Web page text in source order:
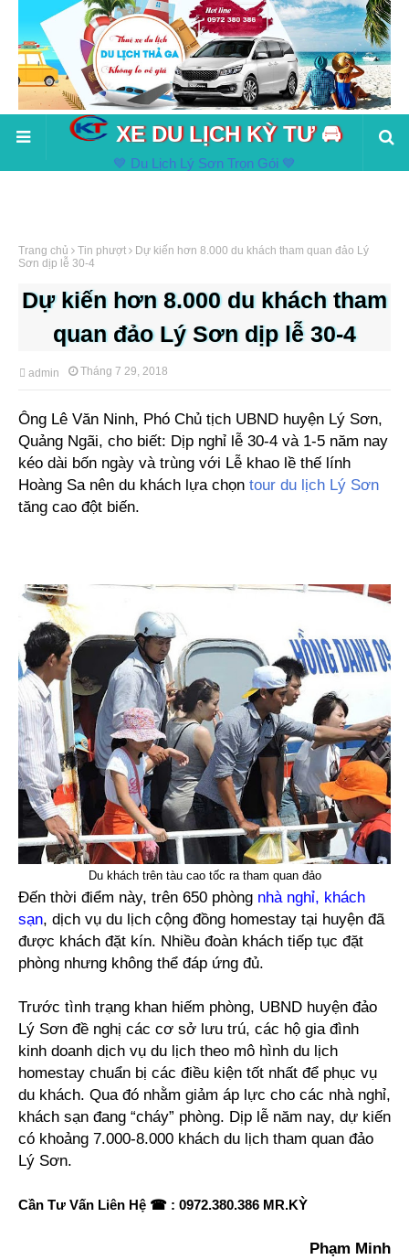
XE DU LỊCH KỲ TƯ 🚘
💙 Du Lịch Lý Sơn Trọn Gói 💙
Trang chủ Tin phượt
Dự kiến hơn 8.000 du khách tham quan đảo Lý
Sơn dịp lễ 30-4
Dự kiến hơn 8.000 du khách tham
quan đảo Lý Sơn dịp lễ 30-4
admin Tháng 7 29, 2018
Ông Lê Văn Ninh, Phó Chủ tịch UBND huyện Lý Sơn,
Quảng Ngãi, cho biết: Dịp nghỉ lễ 30-4 và 1-5 năm nay
kéo dài bốn ngày và trùng với Lễ khao lề thế lính
Hoàng Sa nên du khách lựa chọn tour du lịch Lý Sơn
tăng cao đột biến.
Du khách trên tàu cao tốc ra tham quan đảo
Đến thời điểm này, trên 650 phòng nhà nghỉ, khách
sạn, dịch vụ du lịch cộng đồng homestay tại huyện đã
được khách đặt kín. Nhiều đoàn khách tiếp tục đặt
phòng nhưng không thể đáp ứng đủ.
Trước tình trạng khan hiếm phòng, UBND huyện đảo
Lý Sơn đề nghị các cơ sở lưu trú, các hộ gia đình
kinh doanh dịch vụ du lịch theo mô hình du lịch
homestay chuẩn bị các điều kiện tốt nhất để phục vụ
du khách. Qua đó nhằm giảm áp lực cho các nhà nghỉ,
khách sạn đang “cháy” phòng. Dịp lễ năm nay, dự kiến
có khoảng 7.000-8.000 khách du lịch tham quan đảo
Lý Sơn.
Cần Tư Vấn Liên Hệ ☎ : 0972.380.386 MR.KỲ
Phạm Minh